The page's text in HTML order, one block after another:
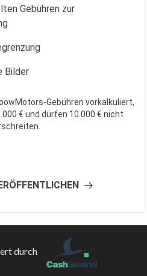
Gebühren zur
Bilder
Gebühren vorkalkuliert,
€ und dürfen 10.000 € nicht
durch